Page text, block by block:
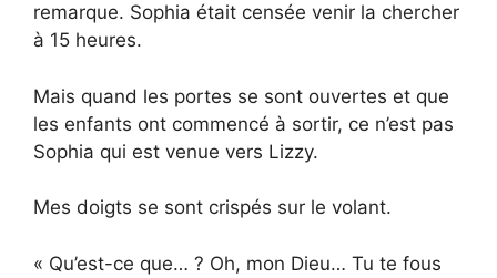
remarque. Sophia était censée venir la chercher
à 15 heures.
Mais quand les portes se sont ouvertes et que
les enfants ont commencé à sortir, ce n’est pas
Sophia qui est venue vers Lizzy.
Mes doigts se sont crispés sur le volant.
« Qu’est-ce que… ? Oh, mon Dieu… Tu te fous